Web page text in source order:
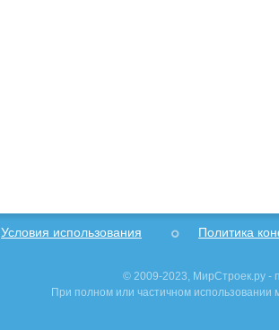
Условия использования Политика
© 2009-2023, МирСтроек.ру -
При полном или частичном использовании